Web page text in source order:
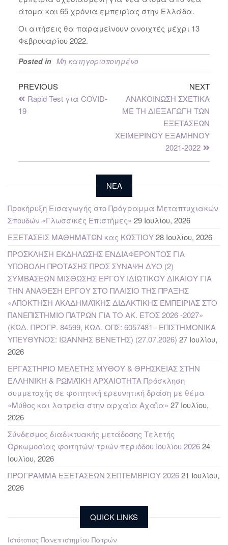
άτομα και 65 χρόνια εμπειρίας στην Ελλάδα.
Οι αιτήσεις θα παραμείνουν ανοιχτές μέχρι 13
Φεβρουαρίου 2022.
Posted in Μη κατηγοριοποιημένο
PREVIOUS
Rapid Test για COVID-
19
NEXT
ΑΝΑΚΟΙΝΩΣΗ ΣΧΕΤΙΚΑ
ΜΕ ΤΗ ΔΙΕΞΑΓΩΓΗ ΤΩΝ
ΕΞΕΤΑΣΕΩΝ
ΧΕΙΜΕΡΙΝΟΥ ΕΞΑΜΗΝΟΥ
2021-2022
NEA
Προκήρυξη Εισαγωγής στο Πρόγραμμα Μεταπτυχιακών
Σπουδών «Γλωσσικές Επιστήμες» 29 Ιουλίου, 2026
ΕΞΕΤΑΣΕΙΣ ΜΑΘΗΜΑΤΩΝ κας ΚΩΣΤΙΟΥ28 Ιουλίου, 2026
ΠΡΟΣΚΛΗΣΗ ΕΚΔΗΛΩΣΗΣ ΕΝΔΙΑΦΕΡΟΝΤΟΣ ΓΙΑ
ΥΠΟΒΟΛΗ ΠΡΟΤΑΣΗΣ ΠΡΟΣ ΣΥΝΑΨΗ ΔΥΟ (2)
ΣΥΜΒΑΣΕΩΝ ΜΙΣΘΩΣΗΣ ΕΡΓΟΥ ΙΔΙΩΤΙΚΟΥ ΔΙΚΑΙΟΥ ΓΙΑ
ΤΗΝ ΑΝΑΘΕΣΗ ΕΡΓΟΥ ΣΤΟ ΠΛΑΙΣΙΟ ΤΗΣ ΠΡΑΞΗΣ
«ΑΠΟΚΤΗΣΗ ΑΚΑΔΗΜΑΪΚΗΣ ΔΙΔΑΚΤΙΚΗΣ ΕΜΠΕΙΡΙΑΣ ΣΤΟ
ΠΑΝΕΠΙΣΤΗΜΙΟ ΠΑΤΡΩΝ ΓΙΑ ΤΟ ΑΚ. ΕΤΟΣ 2026 -2027»
(ΚΩΔ. ΠΡΟΓΡ. 84599, ΚΩΔ. ΟΠΣ: 6057481– ΕΠΙΣΤΗΜΟΝΙΚΑ
ΥΠΕΥΘΥΝΟΣ: ΙΩΑΝΝΗΣ ΒΕΝΕΤΗΣ) (27.07.2026) 27 Ιουλίου,
2026
ΕΡΓΑΣΤΗΡΙΟ ΜΕΛΕΤΗΣ ΜΥΘΟΥ & ΘΡΗΣΚΕΙΑΣ ΣΤΗΝ
ΕΛΛΗΝΙΚΗ & ΡΩΜΑΪΚΗ ΑΡΧΑΙΟΤΗΤΑ Πρόσκληση
συμμετοχής σε φοιτητική ερευνητική δράση με θέμα
«Μύθος και λατρεία στην αρχαία Αχαΐα» 27 Ιουλίου,
2026
Σύνδεσμος διαδικτυακής μετάδοσης Τελετής
Ορκωμοσίας φοιτητών/-τριών περιόδου Ιουλίου 202624
Ιουλίου, 2026
ΠΡΟΓΡΑΜΜΑ ΕΞΕΤΑΣΕΩΝ ΣΕΠΤΕΜΒΡΙΟΥ 202621 Ιουλίου,
2026
QUICK LINKS
Ιστότοπος Πανεπιστημίου Πατρών